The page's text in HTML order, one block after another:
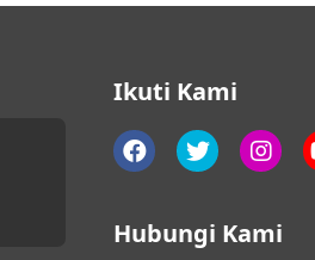
Ikuti Kami
Hubungi Kami